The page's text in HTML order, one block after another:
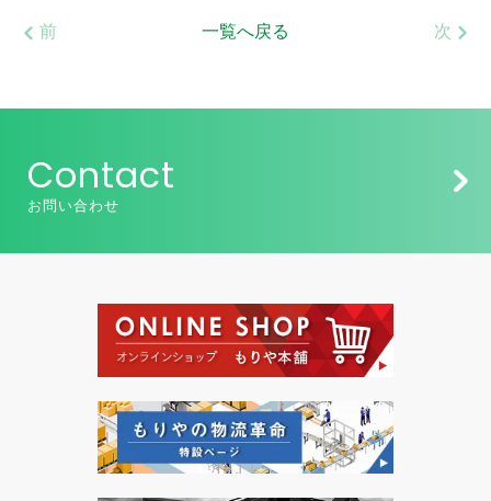
前 一覧へ戻る 次
Contact
お問い合わせ